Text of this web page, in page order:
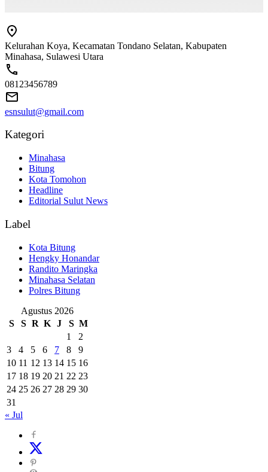
Kelurahan Koya, Kecamatan Tondano Selatan, Kabupaten
Minahasa, Sulawesi Utara
08123456789
esnsulut@gmail.com
Kategori
Minahasa
Bitung
Kota Tomohon
Headline
Editorial Sulut News
Label
Kota Bitung
Hengky Honandar
Randito Maringka
Minahasa Selatan
Polres Bitung
Agustus 2026
S
S R K J S M
1
2
3
4 5 6 7 8
9
10 11 12 13 14 15 16
17 18 19 20 21 22 23
24 25 26 27 28 29 30
31
« Jul